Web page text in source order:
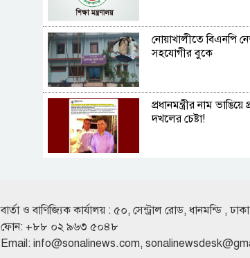
নোয়াখালীতে বিএনপি
সহযোগীর বুকে
প্রধানমন্ত্রীর নাম ভাঙিয়ে
দখলের চেষ্টা!
নারায়ণগঞ্জে আগুনে
সদস্য দগ্ধ
বার্তা ও বাণিজ্যিক কার্যালয় : ৫০, সেন্ট্রাল রোড, ধানমন্ডি ,
ফোন: +৮৮ ০২ ৯৬৩ ৫০৪৮
Email: info@sonalinews.com,